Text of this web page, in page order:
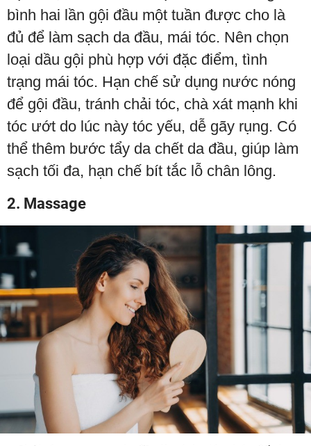
bình hai lần gội đầu một tuần được cho là
đủ để làm sạch da đầu, mái tóc. Nên chọn
loại dầu gội phù hợp với đặc điểm, tình
trạng mái tóc. Hạn chế sử dụng nước nóng
để gội đầu, tránh chải tóc, chà xát mạnh khi
tóc ướt do lúc này tóc yếu, dễ gãy rụng. Có
thể thêm bước tẩy da chết da đầu, giúp làm
sạch tối đa, hạn chế bít tắc lỗ chân lông.
2. Massage